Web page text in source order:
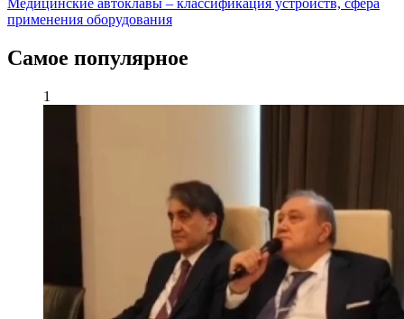
Медицинские автоклавы – классификация устройств, сфера
применения оборудования
Самое популярное
1